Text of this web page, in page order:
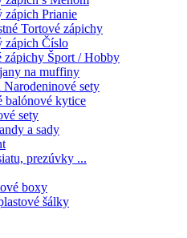
zápich Prianie
Tortové zápichy
zápich Číslo
zápichy Šport / Hobby
na muffiny
sety
balónové kytice
sety
a sady
prezúvky ...
boxy
šálky